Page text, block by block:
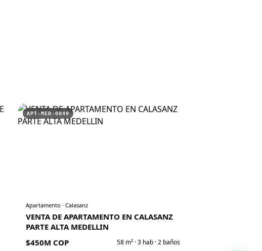
APT-MED-0049
Apartamento · Calasanz
VENTA DE APARTAMENTO EN CALASANZ
PARTE ALTA MEDELLIN
$450M COP
58m² ·3hab ·2baños